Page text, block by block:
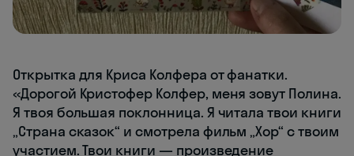
Открытка для Криса Колфера от фанатки.
«Дорогой Кристофер Колфер, меня зовут Полина.
Я твоя большая поклонница. Я читала твои книги
„Страна сказок“ и смотрела фильм „Хор“ с твоим
участием. Твои книги — произведение